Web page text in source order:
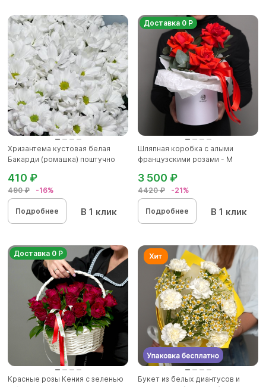
Хризантема кустовая белая
Бакарди (ромашка) поштучно
490 ₽ -16%
410 ₽
Подробнее В 1 клик
Доставка 0 Р
Шляпная коробка с алыми
французскими розами - M
4420 ₽ -21%
3 500 ₽
Подробнее В 1 клик
Доставка 0 Р
Красные розы Кения с зеленью
Букет из белых диантусов и